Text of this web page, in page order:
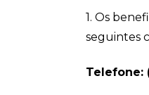
1. Os
seguintes
Telefone: